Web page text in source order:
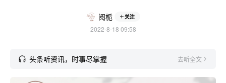
阅栀 关注
2022-8-18 09:58
头条听资讯，时事尽掌握 去听全文